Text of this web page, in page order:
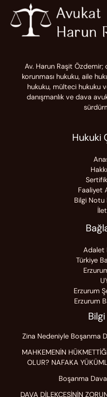
Av. Harun Raşit Özdemir;
korunması hukuku, aile
hukuku, mülteci hukuku
danışmanlık ve dava
Hukuki
Faaliyet
Bilgi
Adalet
Türkiye
Erzurum
Erzurum
Zina Nedeniyle Boşanma
MAHKEMENİN
OLUR? NAFAKA
Boşanma
DAVA DİLEKÇESİNİN